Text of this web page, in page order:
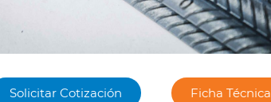
Solicitar Cotización Ficha Técnica